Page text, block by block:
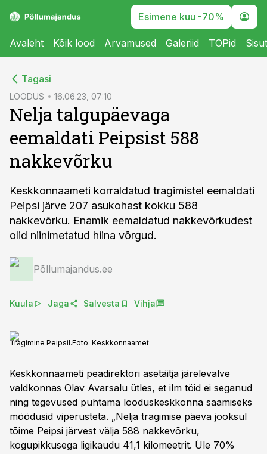
Esimene kuu -70%
Avaleht Kõik lood Arvamused Galeriid TOPid
Tagasi
LOODUS 16.06.23, 07:10
Nelja talgupäevaga
eemaldati Peipsist 588
nakkevõrku
Keskkonnaameti korraldatud tragimistel eemaldati
Peipsi järve 207 asukohast kokku 588
nakkevõrku. Enamik eemaldatud nakkevõrkudest
olid niinimetatud hiina võrgud.
Põllumajandus.ee
Kuula Jaga Salvesta Vihja
Tragimine Peipsil.Foto: Keskkonnaamet
Keskkonnaameti peadirektori asetäitja järelevalve
valdkonnas Olav Avarsalu ütles, et ilm töid ei seganud
ning tegevused puhtama looduskeskkonna saamiseks
möödusid viperusteta. „Nelja tragimise päeva jooksul
tõime Peipsi järvest välja 588 nakkevõrku,
kogupikkusega ligikaudu 41,1 kilomeetrit. Üle 70%